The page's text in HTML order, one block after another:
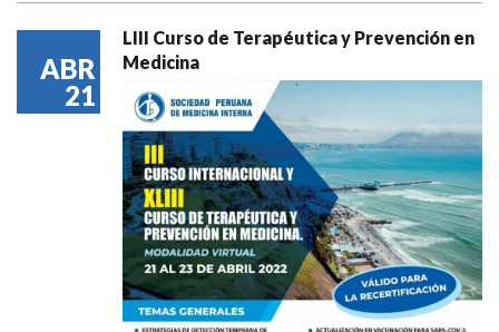
ABR
21
LIII Curso de Terapéutica y Prevención en
Medicina